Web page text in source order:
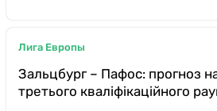
Лига Европы
Зальцбург – Пафос: прогноз
третього кваліфікаційного